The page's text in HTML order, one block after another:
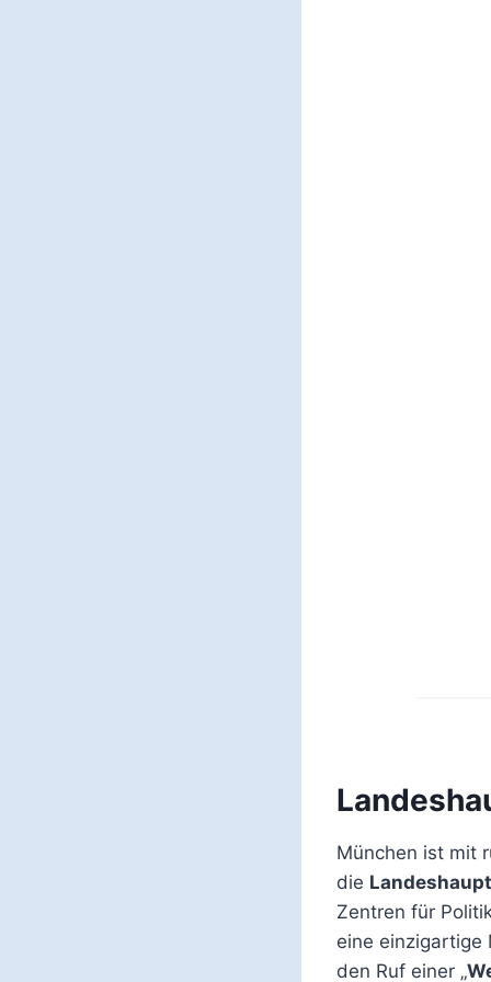
München ist mit
die
Zentren für
eine einzigartige
den Ruf einer „